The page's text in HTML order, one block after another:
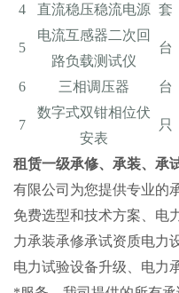
4
直流稳压稳流电源 套
5
电流互感器二次回
路负载测试仪
台
6 三相调压器 台
7
数字式双钳相位伏
安表
只
租赁一级承修、承装、承
有限公司为您提供专业的
免费选型和技术方案、电
力承装承修承试资质电力
电力试验设备升级、电力